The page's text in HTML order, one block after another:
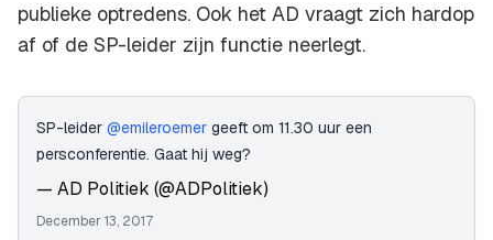
publieke optredens. Ook het AD vraagt zich hardop
af of de SP-leider zijn functie neerlegt.
SP-leider @emileroemer geeft om 11.30 uur een
persconferentie. Gaat hij weg?
— AD Politiek (@ADPolitiek)
December 13, 2017